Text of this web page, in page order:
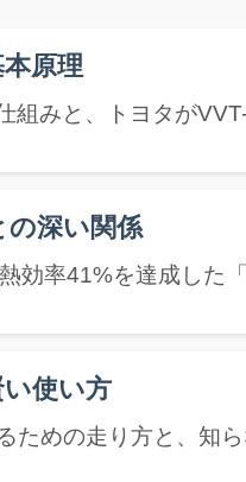
原理
組みと、トヨタが
の深い関係
効率41%を達成した
使い方
ための走り方と、知